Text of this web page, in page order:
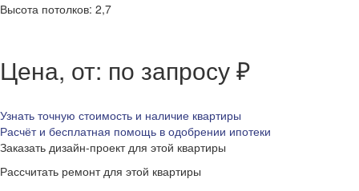
Высота потолков: 2,7
Цена, от: по запросу ₽
Узнать точную стоимость и наличие квартиры
Расчёт и бесплатная помощь в одобрении ипотеки
Заказать дизайн-проект для этой квартиры
Рассчитать ремонт для этой квартиры